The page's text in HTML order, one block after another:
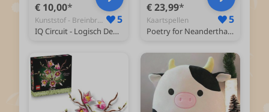
€ 10,00
Kunststof - Breinbreker 5
IQ Circuit - Logisch Denkspel & Reispuzzel - 120 Opdrachten - Verbind de stippen - Educatief Solospel - Vanaf 8 Jaar
€ 23,99
Kaartspellen 5
Poetry for Neanderthals NL